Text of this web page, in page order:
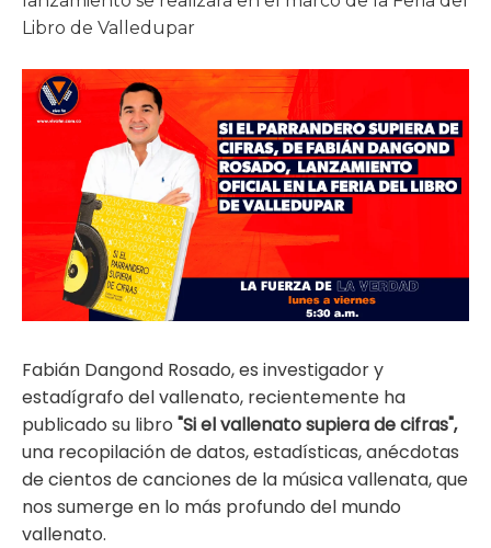
ma
Libro de Valledupar
Fabián Dangond Rosado, es investigador y
estadígrafo del vallenato, recientemente ha
publicado su libro "Si el vallenato supiera de cifras",
una recopilación de datos, estadísticas, anécdotas
de cientos de canciones de la música vallenata, que
nos sumerge en lo más profundo del mundo
vallenato.